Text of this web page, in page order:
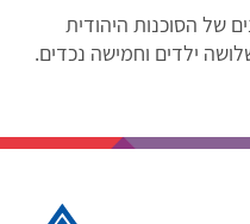
של הסוכנות היהודית